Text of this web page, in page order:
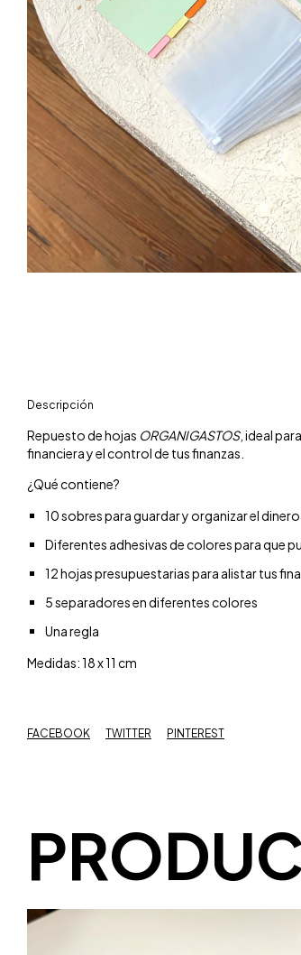
Descripción
Repuesto de hojas ORGANIGASTOS, ideal
financiera y el control de tus finanzas.
¿Qué contiene?
10 sobres para guardar y organizar el dinero
Diferentes adhesivas de colores para que
12 hojas presupuestarias para alistar tus
5 separadores en diferentes colores
Una regla
Medidas: 18 x 11 cm
FACEBOOK TWITTER PINTEREST